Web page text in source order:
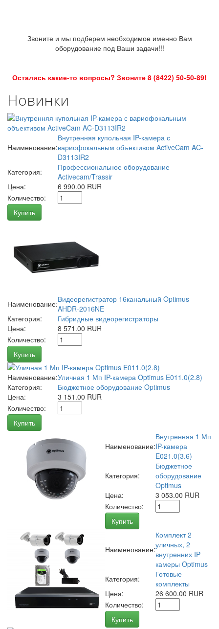
Звоните и мы подберем необходимое именно Вам
оборудование под Ваши задачи!!!
Остались какие-то вопросы? Звоните 8 (8422) 50-50-89!
Новинки
Наименование:
Внутренняя купольная IP-камера с
вариофокальным объективом ActiveCam AC-
D3113IR2
Категория:
Профессиональное оборудование
Activecam/Trassir
Цена:
6 990.00 RUR
Количество:
Купить
Наименование:Видеорегистратор 16канальный Optimus
AHDR-2016NE
Категория:
Гибридные видеорегистраторы
Цена:
8 571.00 RUR
Количество:
Купить
Наименование:Уличная 1 Мп IP-камера Optimus E011.0(2.8)
Категория:
Бюджетное оборудование Optimus
Цена:
3 151.00 RUR
Количество:
Купить
Наименование:
Внутренняя 1 Мп
IP-камера
E021.0(3.6)
Категория:
Бюджетное
оборудование
Optimus
Цена:
3 053.00 RUR
Количество:
Купить
Наименование:
Комплект 2
уличных, 2
внутренних IP
камеры Optimus
Категория:
Готовые
комплекты
Цена:
26 600.00 RUR
Количество:
Купить